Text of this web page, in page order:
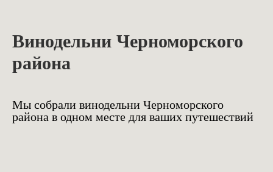
Винодельни Черноморского
района
Мы собрали винодельни Черноморского
района в одном месте для ваших путешествий